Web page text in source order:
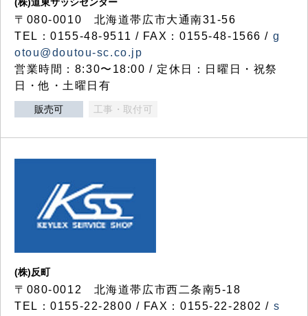
〒080-0010 北海道帯広市大通南31-56
TEL：0155-48-9511 / FAX：0155-48-1566 / g
otou@doutou-sc.co.jp
営業時間：8:30〜18:00 / 定休日：日曜日・祝祭
日・他・土曜日有
販売可 工事・取付可
(株)反町
〒080-0012 北海道帯広市西二条南5-18
TEL：0155-22-2800 / FAX：0155-22-2802 / s